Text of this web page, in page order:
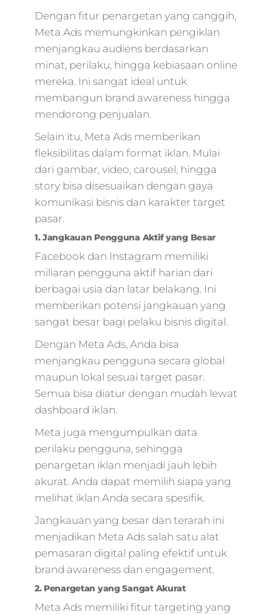
Dengan fitur penargetan yang canggih,
Meta Ads memungkinkan pengiklan
menjangkau audiens berdasarkan
minat, perilaku, hingga kebiasaan online
mereka. Ini sangat ideal untuk
membangun brand awareness hingga
mendorong penjualan.
Selain itu, Meta Ads memberikan
fleksibilitas dalam format iklan. Mulai
dari gambar, video, carousel, hingga
story bisa disesuaikan dengan gaya
komunikasi bisnis dan karakter target
pasar.
1. Jangkauan Pengguna Aktif yang Besar
Facebook dan Instagram memiliki
miliaran pengguna aktif harian dari
berbagai usia dan latar belakang. Ini
memberikan potensi jangkauan yang
sangat besar bagi pelaku bisnis digital.
Dengan Meta Ads, Anda bisa
menjangkau pengguna secara global
maupun lokal sesuai target pasar.
Semua bisa diatur dengan mudah lewat
dashboard iklan.
Meta juga mengumpulkan data
perilaku pengguna, sehingga
penargetan iklan menjadi jauh lebih
akurat. Anda dapat memilih siapa yang
melihat iklan Anda secara spesifik.
Jangkauan yang besar dan terarah ini
menjadikan Meta Ads salah satu alat
pemasaran digital paling efektif untuk
brand awareness dan engagement.
2. Penargetan yang Sangat Akurat
Meta Ads memiliki fitur targeting yang